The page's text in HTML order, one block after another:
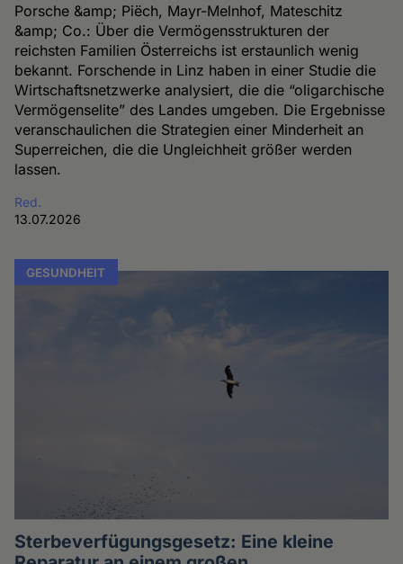
Porsche &amp; Piëch, Mayr-Melnhof, Mateschitz
&amp; Co.: Über die Vermögensstrukturen der
reichsten Familien Österreichs ist erstaunlich wenig
bekannt. Forschende in Linz haben in einer Studie die
Wirtschaftsnetzwerke analysiert, die die “oligarchische
Vermögenselite” des Landes umgeben. Die Ergebnisse
veranschaulichen die Strategien einer Minderheit an
Superreichen, die die Ungleichheit größer werden
lassen.
Red.
13.07.2026
GESUNDHEIT
Sterbeverfügungsgesetz: Eine kleine